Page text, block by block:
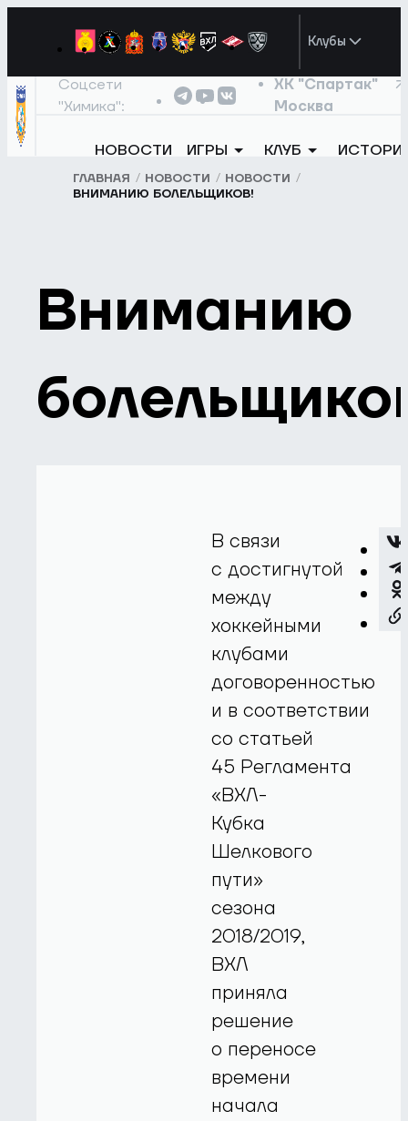
Клубы
Соцсети
"Химика":
ХК "Спартак"
Москва
НОВОСТИ ИГРЫ КЛУБ
ГЛАВНАЯ НОВОСТИ
НОВОСТИ
ВНИМАНИЮ БОЛЕЛЬЩИКОВ!
Вниманию
В связи
с достигнутой
между
хоккейными
клубами
договоренностью
и в соответствии
со статьей
45 Регламента
«ВХЛ-
Кубка
Шелкового
пути»
сезона
2018/2019,
ВХЛ
приняла
решение
о переносе
времени
начала